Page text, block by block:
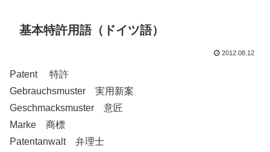
基本特許用語（ドイツ語）
2012.08.12
Patent 特許
Gebrauchsmuster 実用新案
Geschmacksmuster 意匠
Marke 商標
Patentanwalt 弁理士